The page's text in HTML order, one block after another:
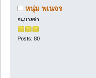
หนุ่ม พเนจร
อนุบาลซ่า
Posts: 80